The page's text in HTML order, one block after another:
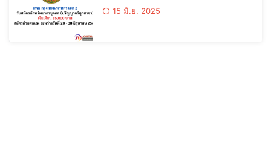
สมัครด้วยตนเอง
15 มิ.ย. 2025